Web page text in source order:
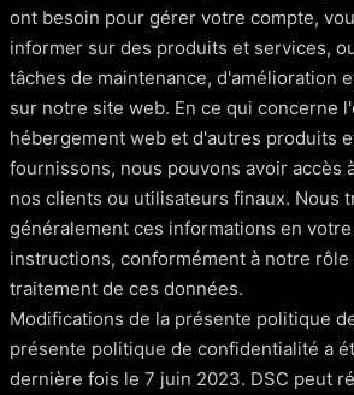
ont besoin pour gérer votre compte,
informer sur des produits et services,
tâches de maintenance, d'amélioration
sur notre site web. En ce qui concerne
hébergement web et d'autres produits
fournissons, nous pouvons avoir accès
nos clients ou utilisateurs finaux. Nous
généralement ces informations en
instructions, conformément à notre
traitement de ces données.
Modifications de la présente politique
présente politique de confidentialité a
dernière fois le 7 juin 2023. DSC peut